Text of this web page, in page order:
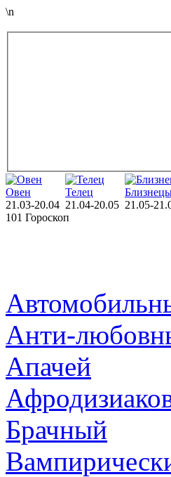
\n
Овен
21.03-20.04
Телец
21.04-20.05 21.05-
101 Гороскоп
Анти-
Апачей
Брачный